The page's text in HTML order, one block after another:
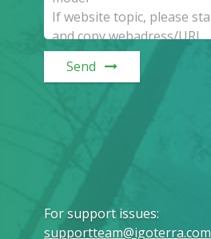
Send
For support issues:
supportteam@igoterra.com